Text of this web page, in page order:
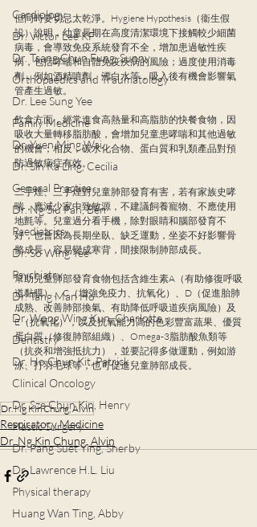
Cardiology
Dr. Victor Lee KF
Dr. Tsang Chun Fung, Sunny
Orthopaedics and Traumatology
Dr. Lee Sung Yee
Family Medicine
Dr. Yuen Ming Wai
Dr. Sin Ka Ling, Cecilia
General Practice
Dr. Ng Siu Pan, Ben
Paediatrics
Dr. So Wing Yee
Psychiatry
Dr. Tang Man Ho
Dr. Wong Wing Kun, Charlotte
Dentistry
Dr. Ho Chun Kit, Patrick
Clinical Oncology
Dr. Sze Chun Kin, Henry
Plastic Surgery
Dr. Pang Suet Ying, Sherby
Dr. Lawrence H.L. Liu
Physical therapy
Huang Wan Ting, Abby
但同時要切忌太乾淨。Hygiene Hypothesis（衞生假
設）說明，幼童長期在高度清潔環境下接觸較少細菌
病毒，會導致免疫系統發育不全，增加患過敏性疾
病，包括哮喘和自體免疫疾病的風險；過度使用消毒
劑，例如酒精噴劑、漂白水等，吸入後有機會影響氣
管產生過敏。
飲食方面，經常進食高熱量和高脂肪的快餐食物，因
吸收大量轉移脂肪酸，會增加兒童患哮喘和其他過敏
的機會；相反，碳水化合物、蛋白質和乳類產品對預
防過敏病症有效。
二手煙、三手煙對兒童肺部發育有害，若有家族史哮
喘，應減少家中致敏源，不建議飼養寵物、不應使用
地氈等。兒童過分看手機，除對眼睛和腦部發育不
好，也會因為長期坐臥、缺乏運動，坐姿不好影響骨
骼成長，容易變成寒背，間接限制肺部成長。
幫助兒童肺部發育食物包括含維生素A（有助修復呼吸
道黏膜）、C（增強免疫力、抗氧化）、D（促進胎肺
成熟、改善肺部換氣、有助降低呼吸道疾病風險）及
E（抗氧化），以及抗氧能力高的色彩豐富蔬果、優質
蛋白質（修復肺部組織）、Omega-3脂肪酸魚類等
（抗炎和增強抵抗力），並要記得多做運動，例如游
泳、打羽毛球等，也可促進兒童肺部成長。
Dr. Ng Kin Chung, Alvin
Respiratory Medicine
Dr. Ng Kin Chung, Alvin